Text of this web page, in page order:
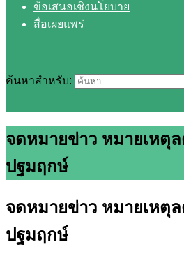
ข้อเสนอเชิงนโยบาย
สื่อเผยแพร่
ค้นหาสำหรับ:
จดหมายข่าว หมายเหตุ
ปฐมฤกษ์
จดหมายข่าว หมายเหตุ
ปฐมฤกษ์